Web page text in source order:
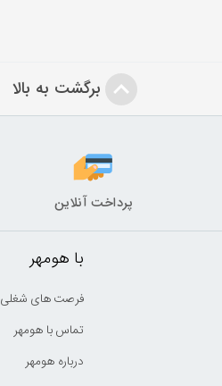
برگشت به بالا
پرداخت آنلاین
با هومهر
فرصت های شغلی
تماس با هومهر
درباره هومهر